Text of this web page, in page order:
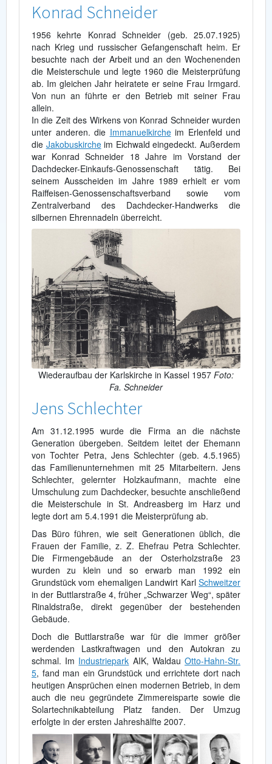
Konrad Schneider
1956 kehrte Konrad Schneider (geb. 25.07.1925)
nach Krieg und russischer Gefangenschaft heim. Er
besuchte nach der Arbeit und an den Wochenenden
die Meisterschule und legte 1960 die Meisterprüfung
ab. Im gleichen Jahr heiratete er seine Frau Irmgard.
Von nun an führte er den Betrieb mit seiner Frau
allein.
In die Zeit des Wirkens von Konrad Schneider wurden
unter anderen. die Immanuelkircheim Erlenfeld und
die Jakobuskircheim Eichwald eingedeckt. Außerdem
war Konrad Schneider 18 Jahre im Vorstand der
Dachdecker-Einkaufs-Genossenschaft tätig. Bei
seinem Ausscheiden im Jahre 1989 erhielt er vom
Raiffeisen-Genossenschaftsverband sowie vom
Zentralverband des Dachdecker-Handwerks die
silbernen Ehrennadeln überreicht.
Wiederaufbau der Karlskirche in Kassel 1957 Foto:
Fa. Schneider
Jens Schlechter
Am 31.12.1995 wurde die Firma an die nächste
Generation übergeben. Seitdem leitet der Ehemann
von Tochter Petra, Jens Schlechter (geb. 4.5.1965)
das Familienunternehmen mit 25 Mitarbeitern. Jens
Schlechter, gelernter Holzkaufmann, machte eine
Umschulung zum Dachdecker, besuchte anschließend
die Meisterschule in St. Andreasberg im Harz und
legte dort am 5.4.1991 die Meisterprüfung ab.
Das Büro führen, wie seit Generationen üblich, die
Frauen der Familie, z. Z. Ehefrau Petra Schlechter.
Die Firmengebäude an der Osterholzstraße 23
wurden zu klein und so erwarb man 1992 ein
Grundstück vom ehemaligen Landwirt Karl Schweitzer
in der Buttlarstraße 4, früher „Schwarzer Weg“, später
Rinaldstraße, direkt gegenüber der bestehenden
Gebäude.
Doch die Buttlarstraße war für die immer größer
werdenden Lastkraftwagen und den Autokran zu
schmal. Im Industriepark AIK, WaldauOtto-Hahn-Str.
5, fand man ein Grundstück und errichtete dort nach
heutigen Ansprüchen einen modernen Betrieb, in dem
auch die neu gegründete Zimmereisparte sowie die
Solartechnikabteilung Platz fanden. Der Umzug
erfolgte in der ersten Jahreshälfte 2007.